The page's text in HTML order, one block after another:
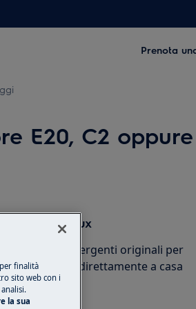
Prenota
E20, C2 oppure
Electrolux
e detergenti originali per
e ricevili direttamente a casa
finalità
sito web con i
la sua